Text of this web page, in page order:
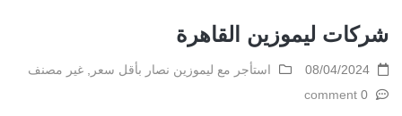
شركات ليموزين القاهرة
08/04/2024 استأجر مع ليموزين نصار بأقل سعر
غير مصنف
0 comment